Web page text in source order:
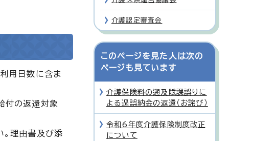
用日数に含ま
付の返還対象
理由書及び添
介護認定審査会
このページを見た人は次の
ページも見ています
介護保険料の遡及賦課誤りに
よる過誤納金の返還（お詫び）
令和6年度介護保険制度改正
について